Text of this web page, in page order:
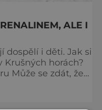
ALE I
dospělí i děti. Jak si
Krušných horách?
Může se zdát, že
pro děti. To je